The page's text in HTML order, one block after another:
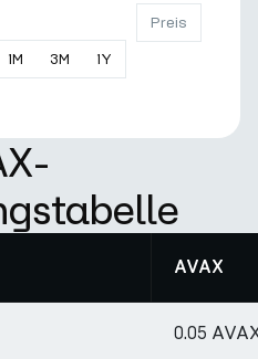
1M 3M 1Y
Preis
AVAX
0.05